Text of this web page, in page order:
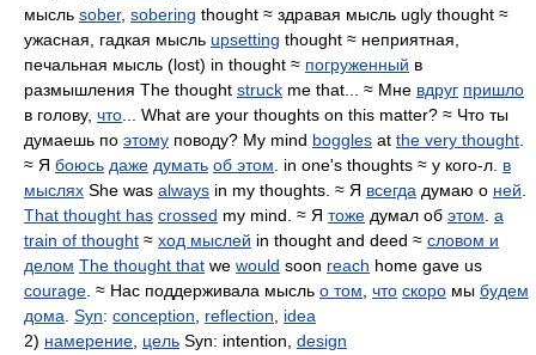
мысль sober, sobering thought ≈ здравая мысль ugly thought ≈
ужасная, гадкая мысль upsetting thought ≈ неприятная,
печальная мысль (lost) in thought ≈ погруженный в
размышления The thought struck me that... ≈ Мне вдруг пришло
в голову, что ... What are your thoughts on this matter? ≈ Что ты
думаешь по этому поводу? My mind boggles at the very thought
≈ Я боюсь даже думать об этом . in one's thoughts ≈ у кого-л. в
мыслях She was always in my thoughts. ≈ Я всегда думаю о ней
That thought has crossed my mind. ≈ Я тоже думал об этом a
train of thought ≈ ход мыслей in thought and deed ≈ словом и
делом The thought that we would soon reach home gave us
courage . ≈ Нас поддерживала мысль о том что скоро мы будем
дома Syn: conception reflection
idea
2) намерение цель Syn: intention, design